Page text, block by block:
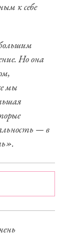
к себе
Но она
мы
— в